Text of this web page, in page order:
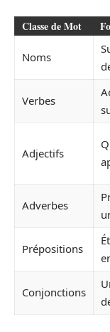
Classe de Mot
Noms
Verbes
Adjectifs
Adverbes
Prépositions
Conjonctions